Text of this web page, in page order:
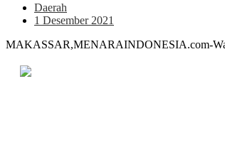
Daerah
1 Desember 2021
MAKASSAR,MENARAINDONESIA.com-Wali